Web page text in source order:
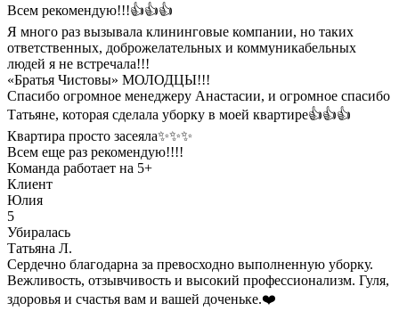
Всем рекомендую!!!👍👍👍
Я много раз вызывала клининговые компании, но таких
ответственных, доброжелательных и коммуникабельных
людей я не встречала!!!
«Братья Чистовы» МОЛОДЦЫ!!!
Спасибо огромное менеджеру Анастасии, и огромное спасибо
Татьяне, которая сделала уборку в моей квартире👍👍👍
Квартира просто засеяла✨✨✨
Всем еще раз рекомендую!!!!
Команда работает на 5+
Клиент
Юлия
5
Убиралась
Татьяна Л.
Сердечно благодарна за превосходно выполненную уборку.
Вежливость, отзывчивость и высокий профессионализм. Гуля,
здоровья и счастья вам и вашей доченьке.❤️